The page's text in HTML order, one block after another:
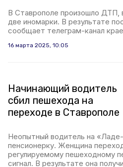
В Ставрополе произошло ДТП,
две иномарки. В результате
сообщает телеграм-канал
16 марта 2025, 10:05
Начинающий водитель
сбил пешехода на
переходе в Ставрополе
Неопытный водитель на
пенсионерку. Женщина
регулируемому пешеходному
сигнал. В результате она